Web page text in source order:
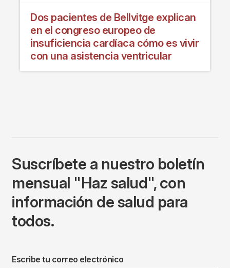
Dos pacientes de Bellvitge explican
en el congreso europeo de
insuficiencia cardíaca cómo es vivir
con una asistencia ventricular
Suscríbete a nuestro boletín
mensual "Haz salud", con
información de salud para
todos.
Escribe tu correo electrónico